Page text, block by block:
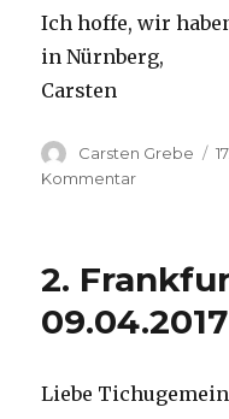
Ich hoffe, wir
in Nürnberg,
Carsten
Autor
Carsten Grebe
Kommentar
am
2.
09.04.2017
Liebe